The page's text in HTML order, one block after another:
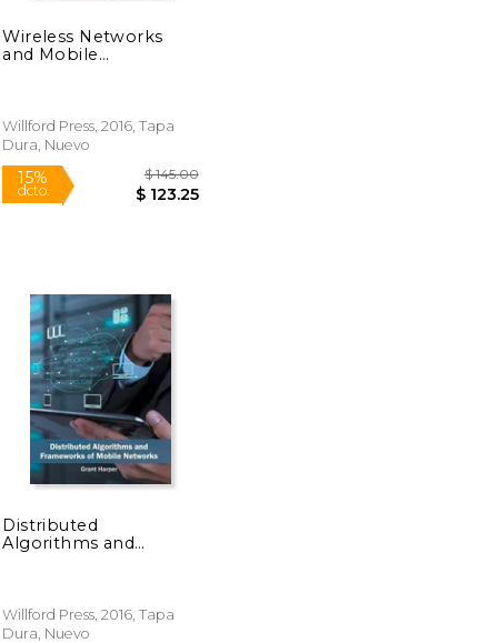
$ 294.79
$ 147.39
Wireless Networks
and Mobile
Willford Press, 2016, Tapa
Dura, Nuevo
Distributed
Algorithms and
Willford Press, 2016, Tapa
Dura, Nuevo